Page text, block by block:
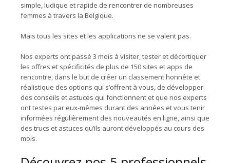
simple, ludique et rapide de rencontrer de nombreuses
femmes à travers la Belgique.
Mais tous les sites et les applications ne se valent pas.
Nos experts ont passé 3 mois à visiter, tester et décortiquer
les offres et spécificités de plus de 150 sites et apps de
rencontre, dans le but de créer un classement honnête et
réalistique des options qui s’offrent à vous, de développer
des conseils et astuces qui fonctionnent et que nos experts
ont testes par eux-mêmes durant des années et vous tenir
informées régulièrement des nouveautés en ligne, ainsi que
des trucs et astuces qu’ils auront développés au cours des
mois.